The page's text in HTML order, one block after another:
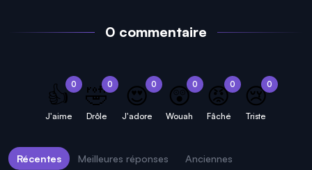
0 commentaire
0
👍
J'aime
0
🤣
Drôle
0
😍
J'adore
0
😲
Wouah
0
😡
Fâché
0
😢
Triste
Récentes Meilleures réponses Anciennes